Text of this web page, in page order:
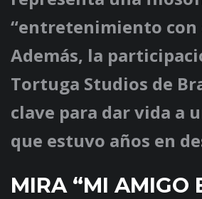
“entretenimiento con
Además, la
Tortuga Studios de
clave para dar vida a
que estuvo años en
MIRA “MI AMIGO